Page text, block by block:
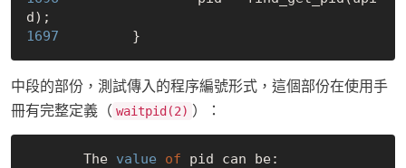
1697
中段的部份，測試傳入的程序編號形式，這個部份在使用手
冊有完整定義（ waitpid(2) ）：
       The
value of pid can be: